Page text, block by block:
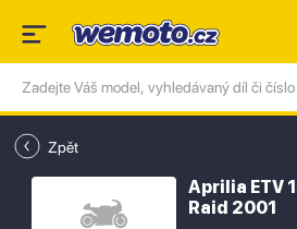
Zpět
Aprilia ETV
Raid 2001